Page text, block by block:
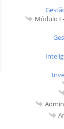
Módulo I